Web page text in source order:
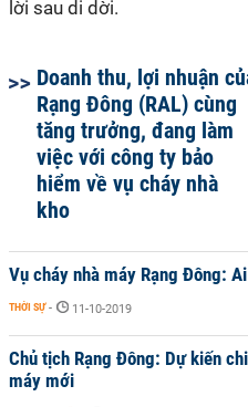
lời sau di dời.
Doanh thu, lợi nhuận
Rạng Đông (RAL) cùng
tăng trưởng, đang làm
việc với công ty bảo
hiểm về vụ cháy nhà
kho
Vụ cháy nhà máy Rạng Đông:
THỜI SỰ - 11-10-2019
Chủ tịch Rạng Đông: Dự kiến
máy mới